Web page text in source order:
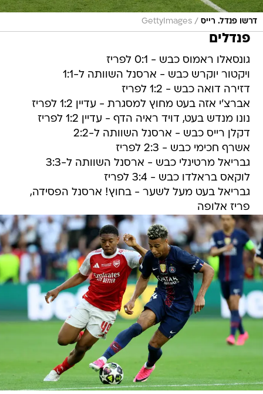
דרשו פנדל. רייס /
GettyImages
פנדלים
גונסאלו ראמוס כבש - 0:1 לפריז
ויקטור יוקרש כבש - ארסנל השוותה ל-1:1
דזירה דואה כבש - 1:2 לפריז
אברצ'י אזה בעט מחוץ למסגרת - עדיין 1:2 לפריז
נונו מנדש בעט, דויד ראיה הדף - עדיין 1:2 לפריז
דקלן רייס כבש - ארסנל השוותה ל-2:2
אשרף חכימי כבש - 2:3 לפריז
גבריאל מרטינלי כבש - ארסנל השוותה ל-3:3
לוקאס בראלדו כבש - 3:4 לפריז
גבריאל בעט מעל לשער - בחוץ! ארסנל הפסידה,
פריז אלופה